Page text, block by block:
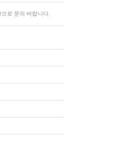
로 문의 바랍니다.